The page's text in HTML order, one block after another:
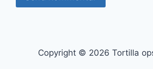
Copyright © 2026 Tortilla